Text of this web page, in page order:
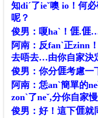
知diˊ了ieˇ噢 io！何
呢？
俊男：嗄haˋ！
阿南：反fanˋ正zinn
去唔去…由你自家決
俊男：你分𠊎考慮一
阿南：恁anˋ簡單的
zonˋ了neˇ,分你自家
俊男：好！這下𠊎就